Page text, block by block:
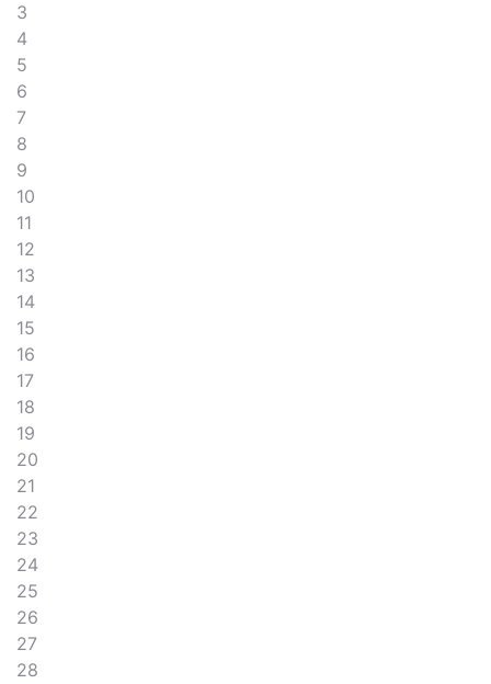
3
4
5
6
7
8
9
10
11
12
13
14
15
16
17
18
19
20
21
22
23
24
25
26
27
28